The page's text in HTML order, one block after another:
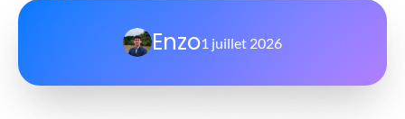
Enzo1 juillet 2026